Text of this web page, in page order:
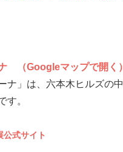
（Googleマップで開く）
ナ」は、六本木ヒルズの
す。
公式サイト